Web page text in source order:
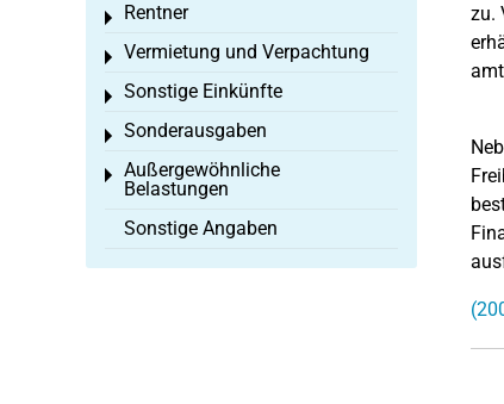
zu.
Rentner
Toggle menu
Vermietung und Verpachtung
Toggle menu
Sonstige Einkünfte
Toggle menu
Sonderausgaben
Toggle menu
Außergewöhnliche
Belastungen
Toggle menu
Sonstige Angaben